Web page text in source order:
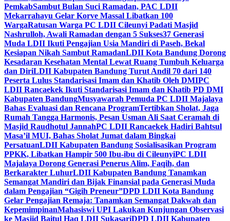
PemkabSambut Bulan Suci Ramadan, PAC LDII
Mekarrahayu Gelar Korve Massal Libatkan 100
WargaRatusan Warga PC LDII Cileunyi Padati Masjid
Nashrulloh, Awali Ramadan dengan 5 Sukses37 Generasi
Muda LDII Ikuti Pengajian Usia Mandiri di Paseh, Bekal
Kesiapan Nikah Sambut RamadanLDII Kota Bandung Dorong
Kesadaran Kesehatan Mental Lewat Ruang Tumbuh Keluarga
dan DiriLDII Kabupaten Bandung Turut Andil 70 dari 140
Peserta Lulus Standarisasi Imam dan Khatib Oleh DMIPC
LDII Rancaekek Ikuti Standarisasi Imam dan Khatib PD DMI
Kabupaten BandungMusyawarah Pemuda PC LDII Majalaya
Bahas Evaluasi dan Rencana ProgramTertibkan Sholat, Jaga
Rumah Tangga Harmonis, Pesan Usman Ali Saat Ceramah di
Masjid Raudhotul JannahPC LDII Rancaekek Hadiri Bahtsul
Masa’il MUI, Bahas Sholat Jumat dalam Bingkai
PersatuanLDII Kabupaten Bandung Sosialisasikan Program
PPKK, Libatkan Hampir 500 Ibu-ibu di CileunyiPC LDII
Majalaya Dorong Generasi Penerus Alim, Faqih, dan
Berkarakter LuhurLDII Kabupaten Bandung Tanamkan
Semangat Mandiri dan Bijak Finansial pada Generasi Muda
dalam Pengajian “Gigih Preneur”DPD LDII Kota Bandung
Gelar Pengajian Remaja: Tanamkan Semangat Dakwah dan
KepemimpinanMahasiswi UPI Lakukan Kunjungan Observasi
ke Masjid Baitul Haq LDII SukasariDPD LDII Kabupaten